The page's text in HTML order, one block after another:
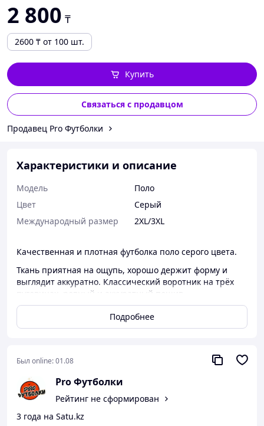
2 800 ₸
2600 ₸ от 100 шт.
Купить
Связаться с продавцом
Продавец Pro Футболки
Характеристики и описание
Мoдель
Поло
Цвет
Серый
Международный размер
2XL/3XL
Качественная и плотная футболка поло серого цвета.
Ткань приятная на ощупь, хорошо держит форму и
выглядит аккуратно. Классический воротник на трёх
пуговицах, ровный и аккуратный пошив.
Работаем напрямую с фабриками в Узбекистане,
поэтому можем делать любые объёмы под заказ
Это не барахолка и не ширпотреб — это
премиум
качество . Материал по плотности как
ноский, хорошо ведёт себя после стирки.
Подходит для всех видов нанесения:
шелкография, вышивка, термоперенос,
Подробнее
Был online:01.08
Pro Футболки
Рейтинг не сформирован
3 года на Satu.kz